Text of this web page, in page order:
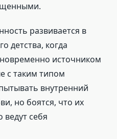
развивается в
детства, когда
источником
с таким типом
внутренний
но боятся, что их
ведут себя